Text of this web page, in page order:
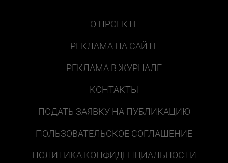
О ПРОЕКТЕ
РЕКЛАМА НА САЙТЕ
РЕКЛАМА В ЖУРНАЛЕ
КОНТАКТЫ
ПОДАТЬ ЗАЯВКУ НА ПУБЛИКАЦИЮ
ПОЛЬЗОВАТЕЛЬСКОЕ СОГЛАШЕНИЕ
ПОЛИТИКА КОНФИДЕНЦИАЛЬНОСТИ